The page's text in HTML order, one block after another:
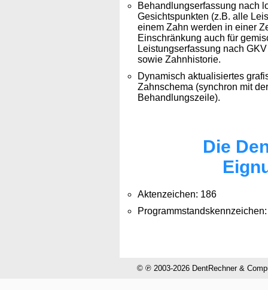
Behandlungserfassung nach
Gesichtspunkten (z.B. alle
einem Zahn werden in einer
Einschränkung auch für
Leistungserfassung nach
sowie Zahnhistorie.
Dynamisch aktualisiertes
Zahnschema (synchron mit
Behandlungszeile).
Die
Aktenzeichen: 186
© ℗ 2003-2026 DentRechner &